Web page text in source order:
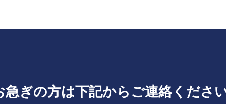
急ぎの方は下記からご連絡ください